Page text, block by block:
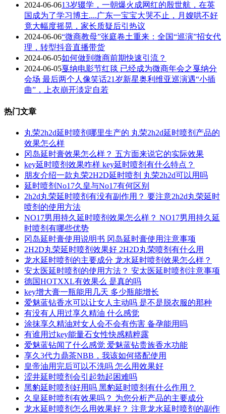
2024-06-0613岁辍学，一朝爆火成网红的殷世航，在英
国成为了学习博主....广东一宝宝大哭不止，月嫂哄不好
竟大幅度摇晃，家长质疑后引热议
2024-06-06“微商教母”张庭卷土重来：全国“巡演”招女代
理，转型抖音直播带货
2024-06-05如何做到微商前期快速引流？
2024-06-05戛纳电影节红毯 已经成为微商年会之戛纳分
会场 最后两个人像笑话21岁新星奥利维亚巡演遇“小插
曲”，上衣崩开淡定自若
热门文章
丸荣2h2d延时喷剂哪里生产的 丸荣2h2d延时喷剂产品的
效果怎么样
冈岛延时膏效果怎么样？ 五方面来说它的实际效果
key延时喷剂效果咋样 key延时喷剂有什么特点？
朋友介绍一款丸荣2H2D延时喷剂 丸荣2h2d可以用吗
延时喷剂No17久皇与No17有何区别
2h2d丸荣延时喷剂有没有副作用？ 要注意2h2d丸荣延时
喷剂的使用方法
NO17男用持久延时喷剂效果怎么样？ NO17男用持久延
时喷剂有哪些优势
冈岛延时膏使用说明书 冈岛延时膏使用注意事项
2H2D丸荣延时喷剂效果好 2H2D丸荣喷剂有什么用
龙水延时喷剂的主要成分 龙水延时喷剂效果怎么样？
安太医延时喷剂的使用方法？ 安太医延时喷剂注意事项
德国HOTXXL有效果么 是真的吗
key增大膏一瓶能用几天 多少瓶能增长
爱魅蓝钻香水可以让女人主动吗 是不是脱衣服的那种
有没有人用过享久精油 什么感觉
涂抹享久精油对女人会不会有伤害 备孕能用吗
有谁用过key能量石女性快感精粹露
爱魅蓝钻闻了什么感觉 爱魅蓝钻贵族香水功能
享久3代力鼎茶NBB，我该如何搭配使用
皇帝油用完后可以不洗吗 怎么用效果好
涩井延时喷剂会引起勃起困难吗
黑豹延时喷剂好用吗 黑豹延时喷剂有什么作用？
久皇延时喷剂有效果吗？ 为您分析产品的主要成分
龙水延时喷剂怎么用效果好？ 注意龙水延时喷剂的副作